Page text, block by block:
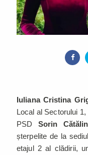
Iuliana Cristina
Local al Sectorului
PSD Sorin
șterpelite de la
etajul 2 al clădirii,